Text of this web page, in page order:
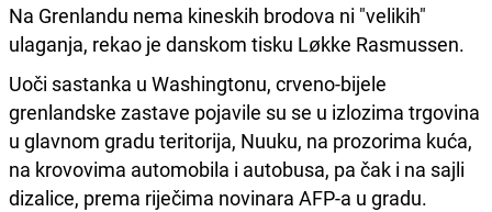
Na Grenlandu nema kineskih brodova ni "velikih"
ulaganja, rekao je danskom tisku Løkke Rasmussen.
Uoči sastanka u Washingtonu, crveno-bijele
grenlandske zastave pojavile su se u izlozima trgovina
u glavnom gradu teritorija, Nuuku, na prozorima kuća,
na krovovima automobila i autobusa, pa čak i na sajli
dizalice, prema riječima novinara AFP-a u gradu.